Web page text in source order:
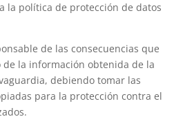
la política de protección de datos
de las consecuencias que
la información obtenida de la
debiendo tomar las
para la protección contra el